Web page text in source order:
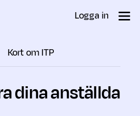
Logga in
Kort om ITP
dina anställda